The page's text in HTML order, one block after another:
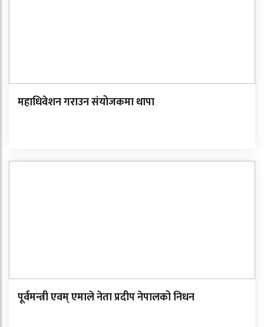
महाधिवेशन गराउन संयोजकमा थापा
पूर्वमन्त्री एवम् एमाले नेता प्रदीप नेपालको निधन